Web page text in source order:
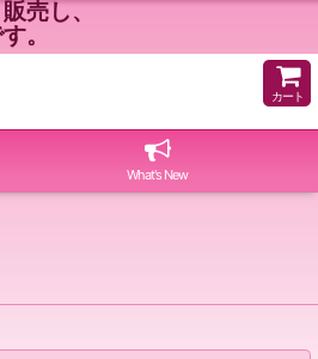
売し、
。
カート
What's New